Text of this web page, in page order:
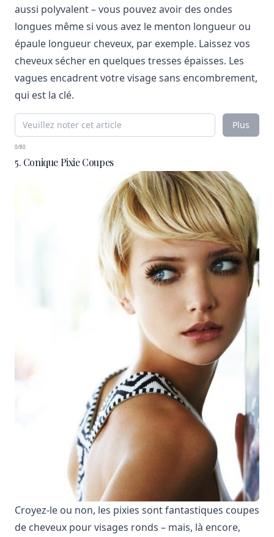
aussi polyvalent – vous pouvez avoir des ondes
longues même si vous avez le menton longueur ou
épaule longueur cheveux, par exemple. Laissez vos
cheveux sécher en quelques tresses épaisses. Les
vagues encadrent votre visage sans encombrement,
qui est la clé.
Plus
0/80
5. Conique Pixie Coupes
Croyez-le ou non, les pixies sont fantastiques coupes
de cheveux pour visages ronds – mais, là encore,